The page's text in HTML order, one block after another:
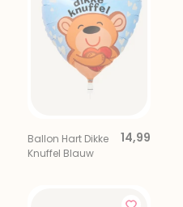
Ballon Hart Dikke
Knuffel Blauw
14,99